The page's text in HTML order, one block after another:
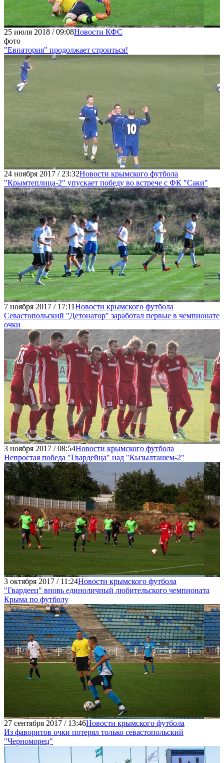
25 июля 2018 / 09:08Новости КФС
фото
"Евпатория" продолжает строиться!
24 ноября 2017 / 23:32Новости крымского футбола
"Крымтеплица-2" упускает победу во встрече с ФК "Саки"
7 ноября 2017 / 17:11Новости крымского футбола
Севастопольский "Детонатор" заработал первые в чемпионате
очки
3 ноября 2017 / 08:54Новости крымского футбола
Непростая победа "Гвардейца" над "Кызылташем-2"
3 октября 2017 / 11:24Новости крымского футбола
"Гвардеец" вновь единоличный любительского чемпионата
Крыма по футболу
27 сентября 2017 / 13:46Новости крымского футбола
Из фаворитов очки потерял только севастопольский
"Черноморец"